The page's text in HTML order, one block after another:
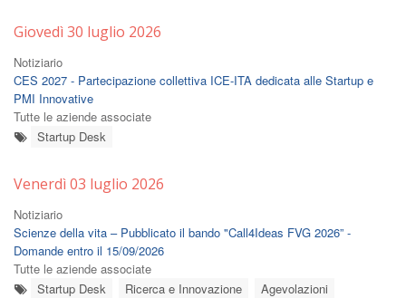
Giovedì 30 luglio 2026
Notiziario
CES 2027 - Partecipazione collettiva ICE-ITA dedicata alle Startup e
PMI Innovative
Tutte le aziende associate
Startup Desk
Venerdì 03 luglio 2026
Notiziario
Scienze della vita – Pubblicato il bando "Call4Ideas FVG 2026” -
Domande entro il 15/09/2026
Tutte le aziende associate
Startup Desk
Ricerca e Innovazione Agevolazioni